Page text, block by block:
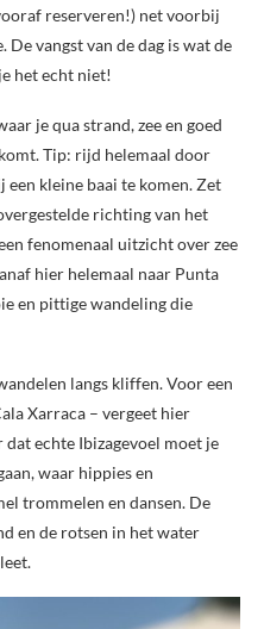
reserveren!) net voorbij
De vangst van de dag is wat de
het echt niet!
je qua strand, zee en goed
Tip: rijd helemaal door
kleine baai te komen. Zet
richting van het
fenomenaal uitzicht over zee
hier helemaal naar Punta
en pittige wandeling die
langs kliffen. Voor een
Xarraca – vergeet hier
echte Ibizagevoel moet je
waar hippies en
trommelen en dansen. De
en de rotsen in het water